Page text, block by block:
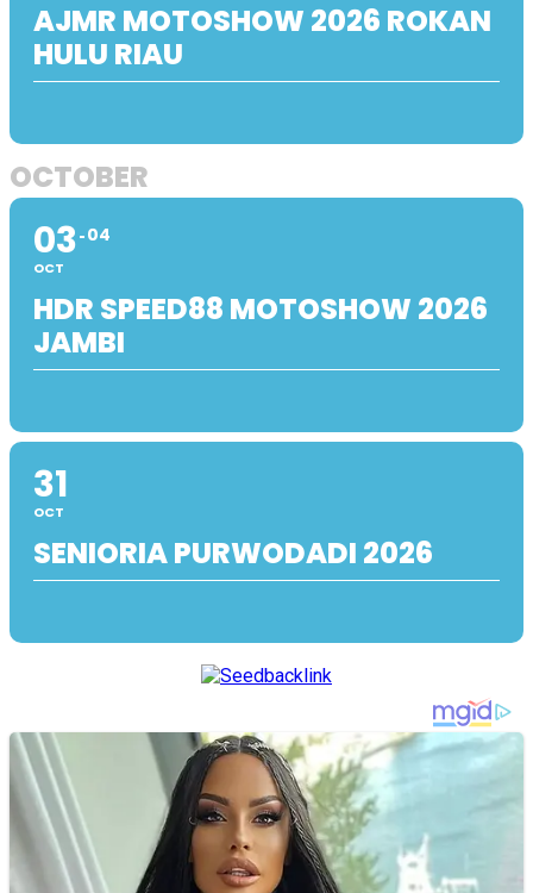
AJMR MOTOSHOW 2026 ROKAN
HULU RIAU
OCTOBER
03
OCT
04
HDR SPEED88 MOTOSHOW 2026
JAMBI
31
OCT
SENIORIA PURWODADI 2026